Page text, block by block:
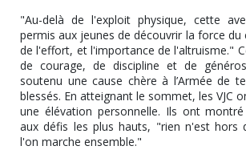
"Au-delà de l'exploit physique, cette
permis aux jeunes de découvrir la force du
de l'effort, et l'importance de l'altruisme."
de courage, de discipline et de
soutenu une cause chère à l’Armée de
blessés. En atteignant le sommet, les VJC
une élévation personnelle. Ils ont
aux défis les plus hauts, "rien n'est hors
l'on marche ensemble."